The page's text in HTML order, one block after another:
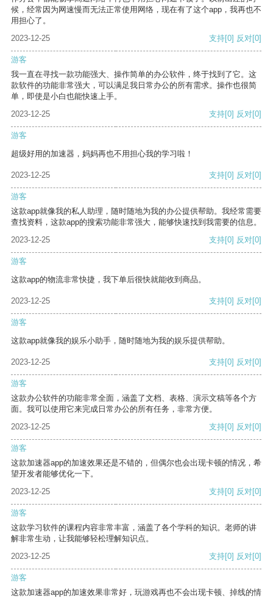
候，经常因为网速慢而无法正常使用网络，现在有了这个app，我再也不
用担心了。
2023-12-25
支持[0] 反对[0]
游客
我一直在寻找一款功能强大、操作简单的办公软件，终于找到了它。这
款软件的功能非常强大，可以满足我日常办公的所有需求。操作也很简
单，即使是小白也能快速上手。
2023-12-25
支持[0] 反对[0]
游客
超级好用的加速器，妈妈再也不用担心我的学习啦！
2023-12-25 支持[0] 反对[0]
游客
这款app就像我的私人助理，随时随地为我的办公提供帮助。我经常需要
查找资料，这款app的搜索功能非常强大，能够快速找到我需要的信息。
2023-12-25
支持[0] 反对[0]
游客
这款app的物流非常快捷，我下单后很快就能收到商品。
2023-12-25 支持[0] 反对[0]
游客
这款app就像我的娱乐小助手，随时随地为我的娱乐提供帮助。
2023-12-25 支持[0] 反对[0]
游客
这款办公软件的功能非常全面，涵盖了文档、表格、演示文稿等各个方
面。我可以使用它来完成日常办公的所有任务，非常方便。
2023-12-25
支持[0] 反对[0]
游客
这款加速器app的加速效果还是不错的，但偶尔也会出现卡顿的情况，希
望开发者能够优化一下。
2023-12-25
支持[0] 反对[0]
游客
这款学习软件的课程内容非常丰富，涵盖了各个学科的知识。老师的讲
解非常生动，让我能够轻松理解知识点。
2023-12-25
支持[0] 反对[0]
游客
这款加速器app的加速效果非常好，玩游戏再也不会出现卡顿、掉线的情